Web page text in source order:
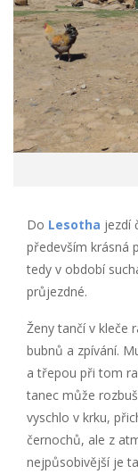
Do Lesotha jezdí
především krásná
tedy v období
průjezdné.
Ženy tančí v kleče
bubnů a zpívání.
a třepou při tom
tanec může
vyschlo v krku,
černochů, ale z
nejpůsobivější je